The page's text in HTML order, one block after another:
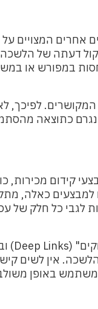
אחרים המצויים
דעתה של
במפורש או
לפיכך,
כתוצאה
קידום מכירות,
כאלה,
לגבי כל חלק של
(
Deep Links
)
אין לשים
באופן